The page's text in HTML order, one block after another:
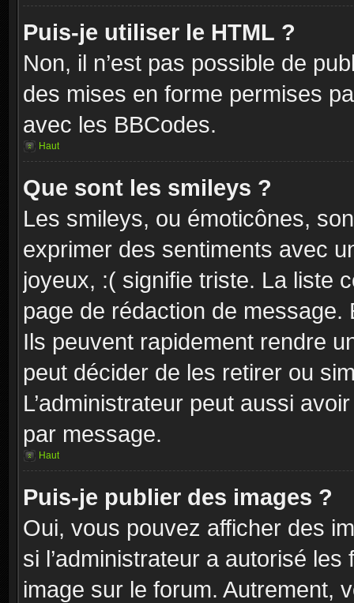
Puis-je utiliser le HTML ?
Non, il n’est pas possible de
des mises en forme permises
avec les BBCodes.
Haut
Que sont les smileys ?
Les smileys, ou émoticônes,
exprimer des sentiments avec
joyeux, :( signifie triste. La liste
page de rédaction de
Ils peuvent rapidement rendre
peut décider de les retirer ou
L’administrateur peut aussi
par message.
Haut
Puis-je publier des images ?
Oui, vous pouvez afficher des
si l’administrateur a autorisé
image sur le forum. Autrement,